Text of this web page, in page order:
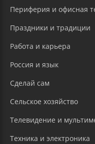
Периферия и офисная
Праздники и традиции
Работа и карьера
Россия и язык
Сделай сам
Сельское хозяйство
Телевидение и
Техника и электроника